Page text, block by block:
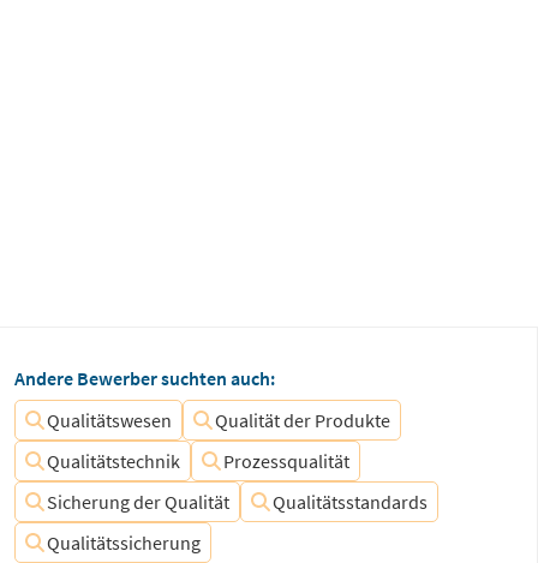
Andere Bewerber suchten auch:
Qualitätswesen
Qualität der Produkte
Qualitätstechnik
Prozessqualität
Sicherung der Qualität
Qualitätsstandards
Qualitätssicherung